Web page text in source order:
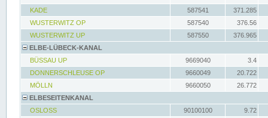
KADE
587541
371.285
WUSTERWITZ OP
587540
376.56
WUSTERWITZ UP
587550
376.965
ELBE-LÜBECK-KANAL
BÜSSAU UP
9669040
3.4
DONNERSCHLEUSE OP
9660049
20.722
MÖLLN
9660050
26.772
ELBESEITENKANAL
OSLOSS
90100100
9.72